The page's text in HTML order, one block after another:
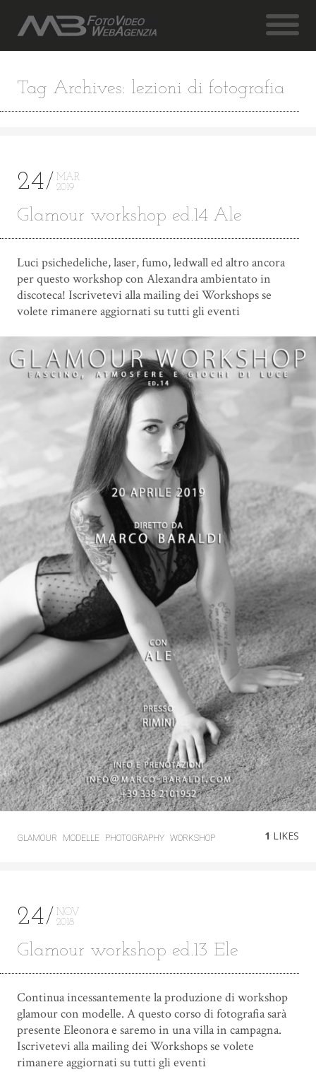
Tag Archives: lezioni di fotografia
24
MAR
2019
Glamour workshop ed.14 Ale
Luci psichedeliche, laser, fumo, ledwall ed altro ancora
per questo workshop con Alexandra ambientato in
discoteca! Iscrivetevi alla mailing dei Workshops se
volete rimanere aggiornati su tutti gli eventi
GLAMOUR MODELLE PHOTOGRAPHY WORKSHOP 1 LIKES
24
NOV
2018
Glamour workshop ed.13 Ele
Continua incessantemente la produzione di workshop
glamour con modelle. A questo corso di fotografia sarà
presente Eleonora e saremo in una villa in campagna.
Iscrivetevi alla mailing dei Workshops se volete
rimanere aggiornati su tutti gli eventi